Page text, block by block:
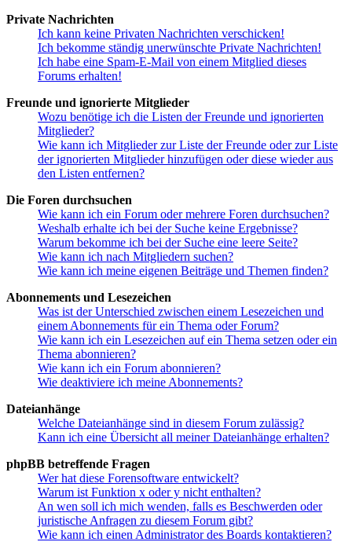
Private Nachrichten
Ich kann keine Privaten Nachrichten verschicken!
Ich bekomme ständig unerwünschte Private Nachrichten!
Ich habe eine Spam-E-Mail von einem Mitglied dieses
Forums erhalten!
Freunde und ignorierte Mitglieder
Wozu benötige ich die Listen der Freunde und ignorierten
Mitglieder?
Wie kann ich Mitglieder zur Liste der Freunde oder zur Liste
der ignorierten Mitglieder hinzufügen oder diese wieder aus
den Listen entfernen?
Die Foren durchsuchen
Wie kann ich ein Forum oder mehrere Foren durchsuchen?
Weshalb erhalte ich bei der Suche keine Ergebnisse?
Warum bekomme ich bei der Suche eine leere Seite?
Wie kann ich nach Mitgliedern suchen?
Wie kann ich meine eigenen Beiträge und Themen finden?
Abonnements und Lesezeichen
Was ist der Unterschied zwischen einem Lesezeichen und
einem Abonnements für ein Thema oder Forum?
Wie kann ich ein Lesezeichen auf ein Thema setzen oder ein
Thema abonnieren?
Wie kann ich ein Forum abonnieren?
Wie deaktiviere ich meine Abonnements?
Dateianhänge
Welche Dateianhänge sind in diesem Forum zulässig?
Kann ich eine Übersicht all meiner Dateianhänge erhalten?
phpBB betreffende Fragen
Wer hat diese Forensoftware entwickelt?
Warum ist Funktion x oder y nicht enthalten?
An wen soll ich mich wenden, falls es Beschwerden oder
juristische Anfragen zu diesem Forum gibt?
Wie kann ich einen Administrator des Boards kontaktieren?